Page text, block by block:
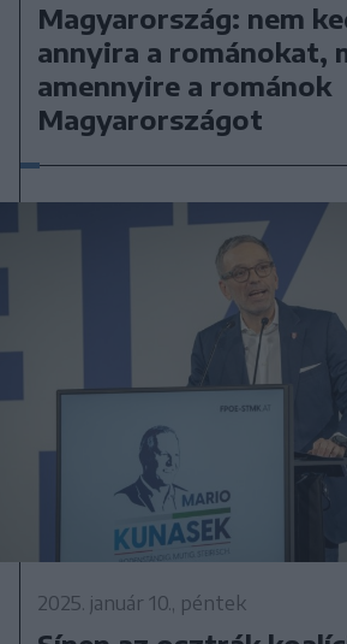
Magyarország: nem
annyira a románokat,
amennyire a románok
Magyarországot
2025. január 10., péntek